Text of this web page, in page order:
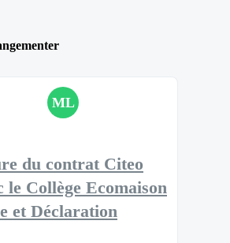
ML
du contrat Citeo
le Collège Ecomaison
et Déclaration